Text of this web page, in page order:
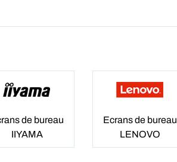
de bureau
IIYAMA
Ecrans de bureau
LENOVO